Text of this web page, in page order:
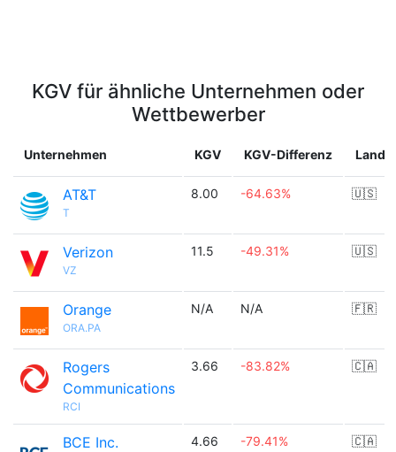
KGV für ähnliche Unternehmen oder
Wettbewerber
Unternehmen KGV KGV-Differenz Land
AT&T
T
8.00 -64.63% 🇺🇸
Verizon
VZ
11.5 -49.31% 🇺🇸
Orange
ORA.PA
N/A N/A 🇫🇷
Rogers
Communications
RCI
3.66 -83.82% 🇨🇦
BCE Inc. 4.66 -79.41% 🇨🇦